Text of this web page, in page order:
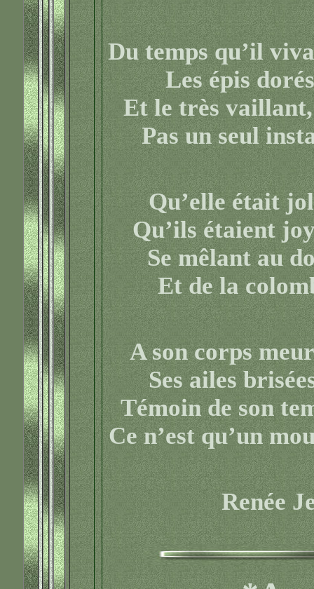
Du temps qu’il
Les épis
Et le très
Pas un seul
Qu’elle était
Qu’ils étaient
Se mêlant au
Et de la
A son corps
Ses ailes
Témoin de son
Ce n’est qu’un
Renée